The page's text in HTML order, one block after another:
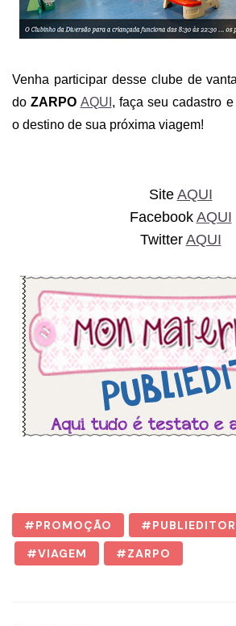
Venha participar desse clube de
doZARPO AQUI , faça seu cadastro
o destino de sua próxima viagem!
Site AQUI
Facebook AQUI
Twitter AQUI
PROMOÇÃO
VIAGEM
ZARPO